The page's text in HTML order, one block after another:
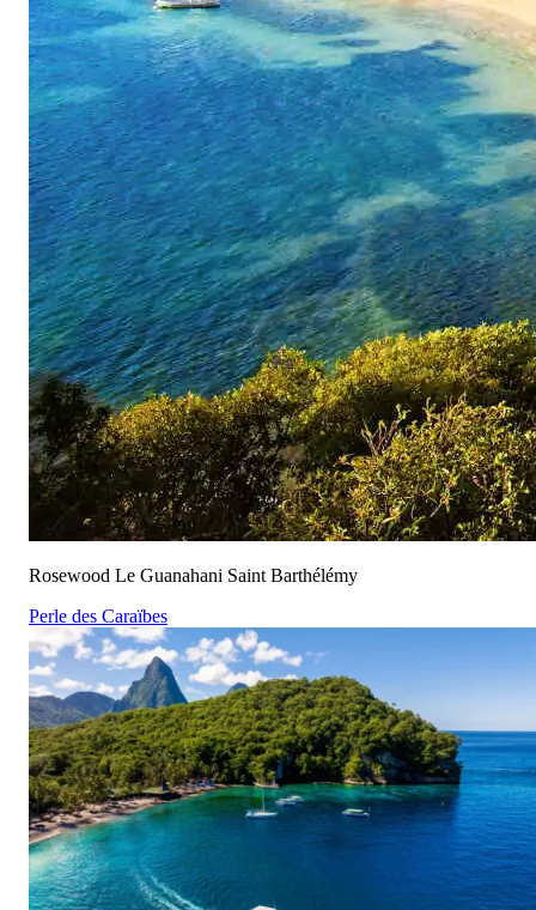
Rosewood Le Guanahani Saint Barthélémy
Perle des Caraïbes